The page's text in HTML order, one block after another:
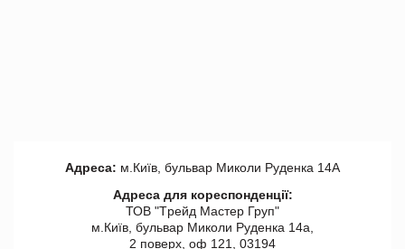
Адреса: м.Київ, бульвар Миколи Руденка 14А
Адреса для кореспонденції:
ТОВ "Tрейд Мастер Груп"
м.Київ, бульвар Миколи Руденка 14а,
2 поверх, оф 121, 03194